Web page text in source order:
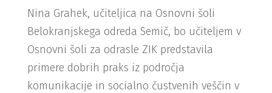
Nina Grahek, učiteljica na Osnovni šoli
Belokranjskega odreda Semič, bo učiteljem v
Osnovni šoli za odrasle ZIK predstavila
primere dobrih praks iz področja
komunikacije in socialno čustvenih veščin v